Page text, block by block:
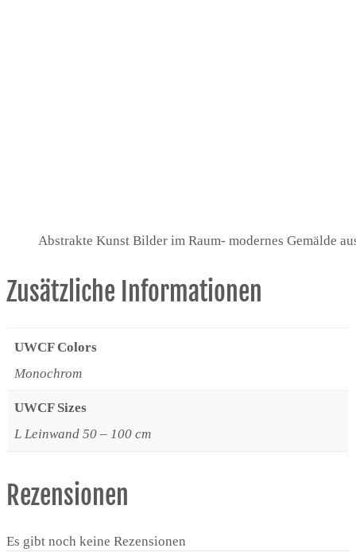
Abstrakte Kunst Bilder im Raum- modernes Gemälde
Zusätzliche Informationen
UWCF Colors
Monochrom
UWCF Sizes
L Leinwand 50 – 100 cm
Rezensionen
Es gibt noch keine Rezensionen